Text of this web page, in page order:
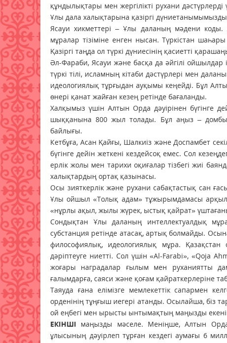
құндылықтары мен жергілікті рухани
Ұлы дала халықтарына қазіргі
Ясауи хикметтері – Ұлы даланың мәдени коды.
мұралар тізіміне енген нысан. Түркістан
Қазіргі таңда ол түркі дүниесінің қасиетті
Әл-Фараби, Ясауи және басқа да әйгілі ойшылдар
түркі тілі, исламның кітаби дәстүрлері мен
идеологиялық тұрғыдан ауқымы кеңейді. Бұл
өнері қанат жайған кезең ретінде бағаланды.
Халқымыз үшін Алтын Орда дәуірінен бүгінге
шыққанына 800 жыл толады. Бұл аңыз –
байлығы.
Кетбұға, Асан Қайғы, Шалкиіз және Доспамбет
бүгінге дейін жеткені кездейсоқ емес. Сол
ерлік жолы мен тарихи оқиғалар тізбегі жиі
халықтардың ортақ қазынасы.
Осы зияткерлік және рухани сабақтастық сан
Ұлы ойшыл «Толық адам» тұжырымдамасы
«нұрлы ақыл, жылы жүрек, ыстық қайрат»
Сондықтан Ұлы даланың интеллектуалдық
субстанция ретінде атасақ, артық болмайды.
философиялық, идеологиялық мұра.
дәріптеуге ниетті. Сол үшін «Al-Farabi», «Qoja
жоғары наградалар ғылым мен руханиятты
ғалымдарға, саяси және қоғам қайраткерлеріне
Таяуда ғана елімізге мемлекеттік сапармен
орденінің тұңғыш иегері атанды. Осылайша, біз
ой еңбегі мен ырысты ынтымақтың маңызды
ЕКІНШІ маңызды мәселе. Меніңше, Алтын
ұлысының дәуірлеп тұрған кездегі аумағы 6